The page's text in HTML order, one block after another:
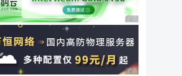
广告 商业广告，理性
广告 商业广告，理性